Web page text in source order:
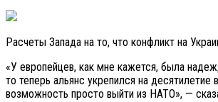
Расчеты Запада на то, что конфликт на
«У европейцев, как мне кажется, была
то теперь альянс укрепился на
возможность просто выйти из НАТО», —